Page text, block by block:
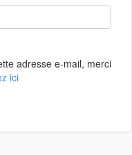
adresse e-mail, merci
ici